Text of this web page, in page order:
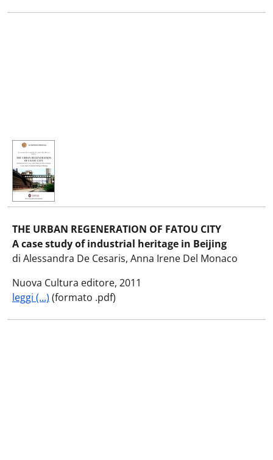
THE URBAN REGENERATION OF FATOU CITY
A case study of industrial heritage in Beijing
di Alessandra De Cesaris, Anna Irene Del Monaco
Nuova Cultura editore, 2011
leggi (...) (formato .pdf)